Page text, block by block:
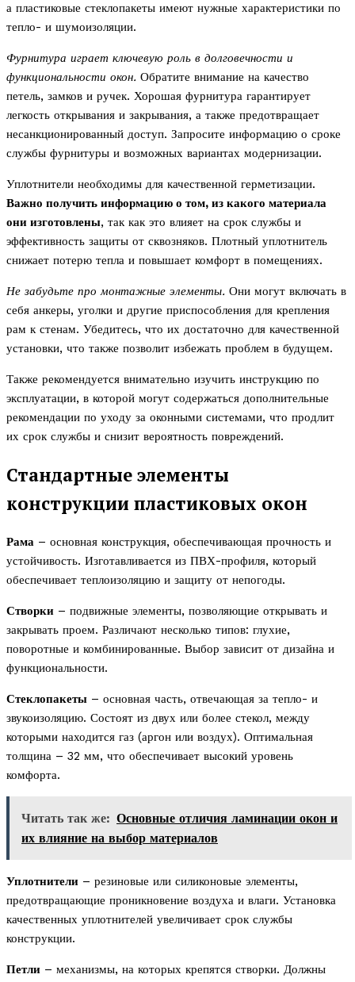
а пластиковые стеклопакеты имеют нужные характеристики по
тепло- и шумоизоляции.
Фурнитура играет ключевую роль в долговечности и
функциональности окон. Обратите внимание на качество
петель, замков и ручек. Хорошая фурнитура гарантирует
легкость открывания и закрывания, а также предотвращает
несанкционированный доступ. Запросите информацию о сроке
службы фурнитуры и возможных вариантах модернизации.
Уплотнители необходимы для качественной герметизации.
Важно получить информацию о том, из какого материала
они изготовлены, так как это влияет на срок службы и
эффективность защиты от сквозняков. Плотный уплотнитель
снижает потерю тепла и повышает комфорт в помещениях.
Не забудьте про монтажные элементы. Они могут включать в
себя анкеры, уголки и другие приспособления для крепления
рам к стенам. Убедитесь, что их достаточно для качественной
установки, что также позволит избежать проблем в будущем.
Также рекомендуется внимательно изучить инструкцию по
эксплуатации, в которой могут содержаться дополнительные
рекомендации по уходу за оконными системами, что продлит
их срок службы и снизит вероятность повреждений.
Стандартные элементы
конструкции пластиковых окон
Рама – основная конструкция, обеспечивающая прочность и
устойчивость. Изготавливается из ПВХ-профиля, который
обеспечивает теплоизоляцию и защиту от непогоды.
Створки – подвижные элементы, позволяющие открывать и
закрывать проем. Различают несколько типов: глухие,
поворотные и комбинированные. Выбор зависит от дизайна и
функциональности.
Стеклопакеты – основная часть, отвечающая за тепло- и
звукоизоляцию. Состоят из двух или более стекол, между
которыми находится газ (аргон или воздух). Оптимальная
толщина – 32 мм, что обеспечивает высокий уровень
комфорта.
Читать так же: Основные отличия ламинации окон и
их влияние на выбор материалов
Уплотнители – резиновые или силиконовые элементы,
предотвращающие проникновение воздуха и влаги. Установка
качественных уплотнителей увеличивает срок службы
конструкции.
Петли – механизмы, на которых крепятся створки. Должны